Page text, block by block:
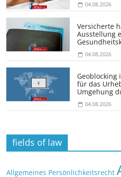
04.08.2026
Versicherte
Ausstellung
04.08.2026
Geoblocking
für das
Umgehung
04.08.2026
fields of law
Allgemeines Persönlichkeitsrecht